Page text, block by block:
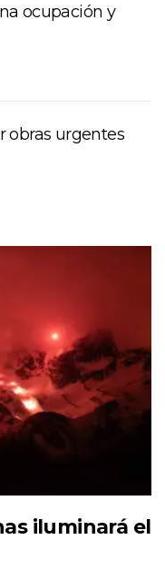
ocupación y
obras urgentes
iluminará el